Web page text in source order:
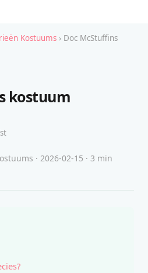
Kostuums › Doc McStuffins
kostuum
· 2026-02-15 · 3 min